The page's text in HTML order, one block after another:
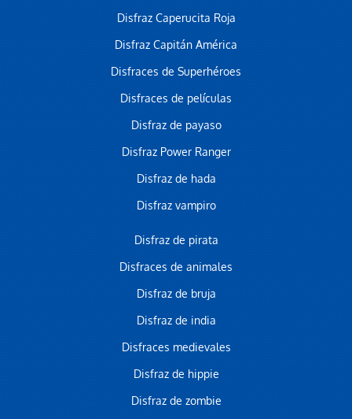
Disfraz Caperucita Roja
Disfraz Capitán América
Disfraces de Superhéroes
Disfraces de películas
Disfraz de payaso
Disfraz Power Ranger
Disfraz de hada
Disfraz vampiro
Disfraz de pirata
Disfraces de animales
Disfraz de bruja
Disfraz de india
Disfraces medievales
Disfraz de hippie
Disfraz de zombie